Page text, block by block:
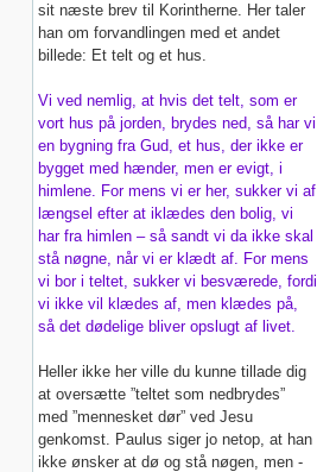
sit næste brev til Korintherne. Her taler
han om forvandlingen med et andet
billede: Et telt og et hus.
Vi ved nemlig, at hvis det telt, som er
vort hus på jorden, brydes ned, så har vi
en bygning fra Gud, et hus, der ikke er
bygget med hænder, men er evigt, i
himlene. For mens vi er her, sukker vi af
længsel efter at iklædes den bolig, vi
har fra himlen – så sandt vi da ikke skal
stå nøgne, når vi er klædt af. For mens
vi bor i teltet, sukker vi besværede, fordi
vi ikke vil klædes af, men klædes på,
så det dødelige bliver opslugt af livet.
Heller ikke her ville du kunne tillade dig
at oversætte ”teltet som nedbrydes”
med ”mennesket dør” ved Jesu
genkomst. Paulus siger jo netop, at han
ikke ønsker at dø og stå nøgen, men -